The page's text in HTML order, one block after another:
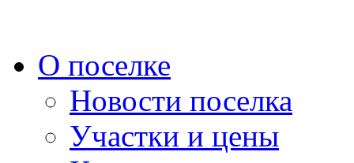
О поселке
Новости поселка
Участки и цены